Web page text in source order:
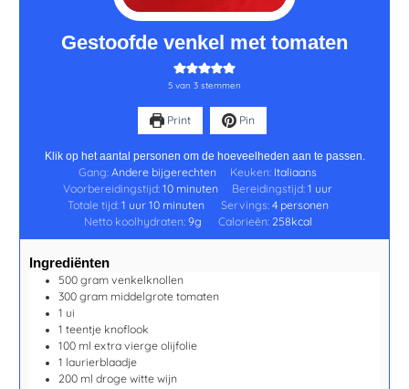
Gestoofde venkel met tomaten
5 van 3 stemmen
Print Pin
Klik op het aantal personen om de hoeveelheden aan te passen.
Gang:Andere bijgerechten Keuken: Italiaans
Voorbereidingstijd:10 minuten Bereidingstijd: 1 uur
Totale tijd: 1 uur 10 minuten Servings: 4 personen
Netto koolhydraten: 9g Calorieën: 258kcal
Ingrediënten
500 gram venkelknollen
300 gram middelgrote tomaten
1 ui
1 teentje knoflook
100 ml extra vierge olijfolie
1 laurierblaadje
200 ml droge witte wijn